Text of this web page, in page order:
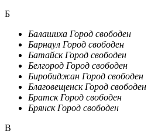
Б
Балашиха Город свободен
Барнаул Город свободен
Батайск Город свободен
Белгород Город свободен
Биробиджан Город свободен
Благовещенск Город свободен
Братск Город свободен
Брянск Город свободен
В